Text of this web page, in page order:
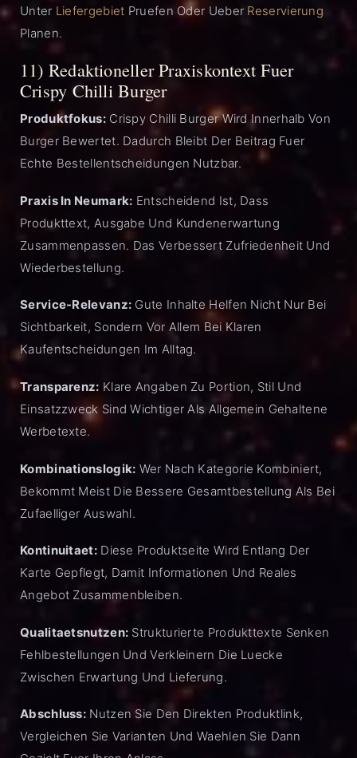
Unter Liefergebiet Pruefen Oder Ueber Reservierung
Planen.
11) Redaktioneller Praxiskontext Fuer
Crispy Chilli Burger
Produktfokus:Crispy Chilli Burger Wird Innerhalb Von
Burger Bewertet. Dadurch Bleibt Der Beitrag Fuer
Echte Bestellentscheidungen Nutzbar.
Praxis In Neumark: Entscheidend Ist, Dass
Produkttext, Ausgabe Und Kundenerwartung
Zusammenpassen. Das Verbessert Zufriedenheit Und
Wiederbestellung.
Service-Relevanz: Gute Inhalte Helfen Nicht Nur Bei
Sichtbarkeit, Sondern Vor Allem Bei Klaren
Kaufentscheidungen Im Alltag.
Transparenz: Klare Angaben Zu Portion, Stil Und
Einsatzzweck Sind Wichtiger Als Allgemein Gehaltene
Werbetexte.
Kombinationslogik: Wer Nach Kategorie Kombiniert,
Bekommt Meist Die Bessere Gesamtbestellung Als Bei
Zufaelliger Auswahl.
Kontinuitaet:Diese Produktseite Wird Entlang Der
Karte Gepflegt, Damit Informationen Und Reales
Angebot Zusammenbleiben.
Qualitaetsnutzen: Strukturierte Produkttexte Senken
Fehlbestellungen Und Verkleinern Die Luecke
Zwischen Erwartung Und Lieferung.
Abschluss: Nutzen Sie Den Direkten Produktlink,
Vergleichen Sie Varianten Und Waehlen Sie Dann